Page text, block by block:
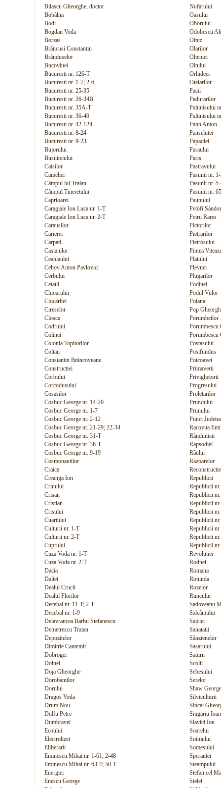
Bilascu Gheorghe, doctor
Nufarului
Bobâlna
Oasului
Bodi
Oborului
Bogdan Voda
Odobescu
Borzas
Oituz
Brâncusi Constantin
Olarilor
Brânduselor
Olteniei
Bucovinei
Oltului
Bucuresti nr. 126-T
Orhideei
Bucuresti nr. 1-7; 2-6
Otelarilor
Bucuresti nr. 25-35
Pacii
Bucuresti nr. 26-34B
Padurarilor
Bucuresti nr. 35A-T
Paltinisului
Bucuresti nr. 36-40
Paltinisului
Bucuresti nr. 42-124
Pann Anton
Bucuresti nr. 8-24
Panselutei
Bucuresti nr. 9-23
Papadiei
Bujorului
Paraului
Busuiocului
Paris
Caisilor
Pastravului
Cameliei
Pasunii nr.
Câmpul lui Traian
Pasunii nr.
Câmpul Tineretului
Pasunii nr.
Caprioarei
Paunului
Caragiale Ion Luca nr. 1-T
Petöfi Sándor
Caragiale Ion Luca nr. 2-T
Petru Rares
Carausilor
Pictorilor
Carierei
Pietrarilor
Carpati
Pietrosului
Castanilor
Pintea
Ceahlaului
Plaiului
Cehov Anton Pavlovici
Plevnei
Cerbului
Plugarilor
Cetatii
Podinei
Chioarului
Podul Viilor
Ciocârliei
Poiana
Cireselor
Pop
Closca
Porumbeilor
Codrului
Porumbescu
Colinei
Porumbescu
Colonia Topitorilor
Postasului
Coltau
Postfundus
Constantin Brâncoveanu
Potcoavei
Constructiei
Primaverii
Corbului
Privighetorii
Corcodusului
Progresului
Cosasilor
Proletarilor
Cosbuc George nr. 14-20
Prundului
Cosbuc George nr. 1-7
Prunului
Cosbuc George nr. 2-12
Punct
Cosbuc George nr. 21-29; 22-34
Racovita
Cosbuc George nr. 31-T
Rândunicii
Cosbuc George nr. 36-T
Rapsodiei
Cosbuc George nr. 9-19
Râului
Cosmonautilor
Razoarelor
Craica
Creanga Ion
Republicii
Crinului
Republicii
Crisan
Republicii
Cristian
Republicii
Crisului
Republicii
Cuartului
Republicii
Culturii nr. 1-T
Republicii
Culturii nr. 2-T
Republicii
Cuprului
Republicii
Cuza Voda nr. 1-T
Revolutiei
Cuza Voda nr. 2-T
Rodnei
Dacia
Romana
Daliei
Rotunda
Dealul Crucii
Rozelor
Dealul Florilor
Runcului
Decebal nr. 11-T; 2-T
Sadoveanu
Decebal nr. 1-9
Salcâmului
Delavrancea Barbu Stefanescu
Salciei
Demetrescu Traian
Sanatatii
Depozitelor
Sânzienelor
Dimitrie Cantemir
Sasarului
Dobrogei
Saturn
Doinei
Scolii
Doja Gheorghe
Sebesului
Dorobantilor
Serelor
Dorului
Shaw
Dragos Voda
Silviculturii
Drum Nou
Sincai
Dulfu Petre
Siugariu Ioan
Dumbravei
Slavici Ion
Ecoului
Soarelui
Electrolizei
Soimului
Eliberarii
Somesului
Eminescu Mihai nr. 1-61; 2-48
Sperantei
Eminescu Mihai nr. 63-T; 50-T
Steampului
Energiei
Stefan cel
Enescu George
Stelei